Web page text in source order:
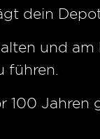
dein
und
führen.
Jahren